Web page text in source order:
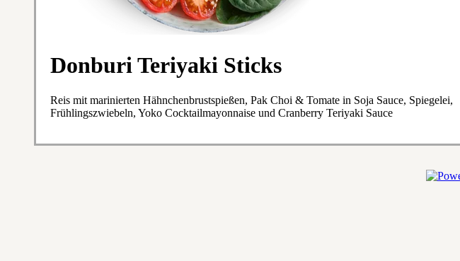
Donburi Teriyaki Sticks
Reis mit marinierten Hähnchenbrustspießen, Pak Choi & Tomate in Soja Sauce, Spiegelei,
Frühlingszwiebeln, Yoko Cocktailmayonnaise und Cranberry Teriyaki Sauce